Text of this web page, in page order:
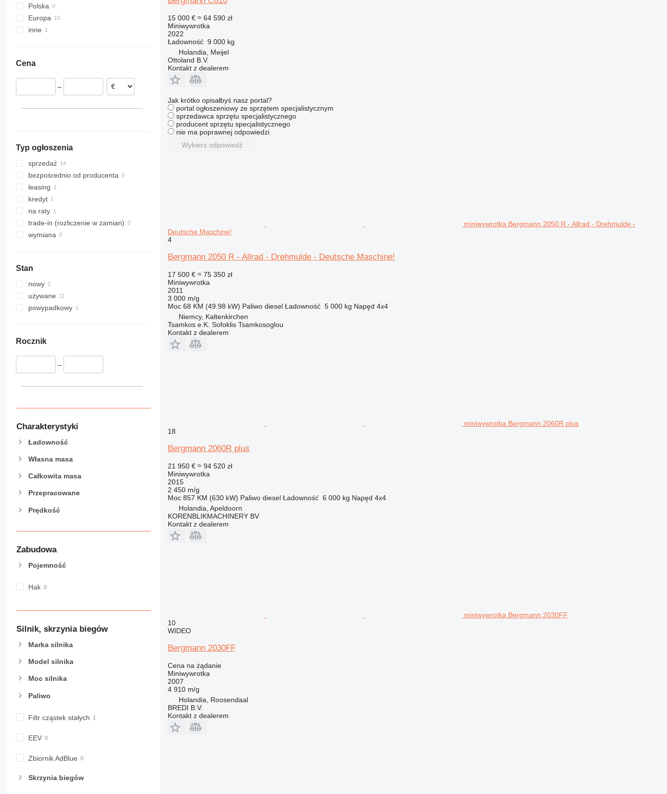
Polska
Europa
Wielka Brytania
inne
Cena
–
Typ ogłoszenia
sprzedaż
bezpośrednio od producenta
leasing
kredyt
na raty
trade-in (rozliczenie w zamian)
wymiana
Stan
nowy
używane
powypadkowy
Rocznik
–
Charakterystyki
Ładowność
Własna masa
Całkowita masa
Przepracowane
Prędkość
Zabudowa
Pojemność
Hak
Silnik, skrzynia biegów
Marka silnika
Model silnika
Moc silnika
Paliwo
Filtr cząstek stałych
EEV
Zbiornik AdBlue
Skrzynia biegów
15 000 € ≈ 64 590 zł
Miniwywrotka
2022
Ładowność 9 000 kg
Holandia, Meijel
Ottoland B.V.
Kontakt z dealerem
Jak krótko opisałbyś nasz portal?
portal ogłoszeniowy ze sprzętem specjalistycznym
sprzedawca sprzętu specjalistycznego
producent sprzętu specjalistycznego
nie ma poprawnej odpowiedzi
Wybierz odpowiedź
miniwywrotka Bergmann 2050 R - Allrad - Drehmulde -
Deutsche Maschine!
4
Bergmann 2050 R - Allrad - Drehmulde - Deutsche Maschine!
17 500 € ≈ 75 350 zł
Miniwywrotka
2011
3 000 m/g
Moc 68 KM (49.98 kW) Paliwo diesel Ładowność 5 000 kg Napęd 4x4
Niemcy, Kaltenkirchen
Tsamkos e.K. Sofoklis Tsamkosoglou
Kontakt z dealerem
miniwywrotka Bergmann 2060R plus
18
Bergmann 2060R plus
21 950 € ≈ 94 520 zł
Miniwywrotka
2015
2 450 m/g
Moc 857 KM (630 kW) Paliwo diesel Ładowność 6 000 kg Napęd 4x4
Holandia, Apeldoorn
KORENBLIKMACHINERY BV
Kontakt z dealerem
miniwywrotka Bergmann 2030FF
10
WIDEO
Bergmann 2030FF
Cena na żądanie
Miniwywrotka
2007
4 910 m/g
Holandia, Roosendaal
BREDI B.V.
Kontakt z dealerem